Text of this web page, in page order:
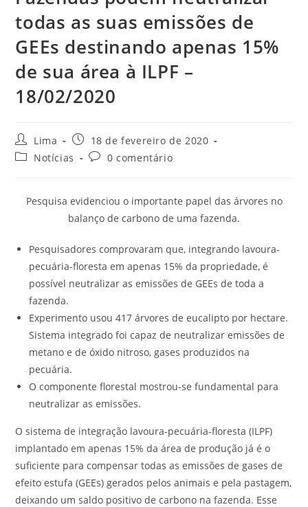
todas as suas emissões de
GEEs destinando apenas 15%
de sua área à ILPF –
18/02/2020
Lima
18 de fevereiro de 2020
Notícias
0 comentário
Pesquisa evidenciou o importante papel das árvores no
balanço de carbono de uma fazenda.
Pesquisadores comprovaram que, integrando lavoura-
pecuária-floresta em apenas 15% da propriedade, é
possível neutralizar as emissões de GEEs de toda a
fazenda.
Experimento usou 417 árvores de eucalipto por hectare.
Sistema integrado foi capaz de neutralizar emissões de
metano e de óxido nitroso, gases produzidos na
pecuária.
O componente florestal mostrou-se fundamental para
neutralizar as emissões.
O sistema de integração lavoura-pecuária-floresta (ILPF)
implantado em apenas 15% da área de produção já é o
suficiente para compensar todas as emissões de gases de
efeito estufa (GEEs) gerados pelos animais e pela pastagem,
deixando um saldo positivo de carbono na fazenda. Esse